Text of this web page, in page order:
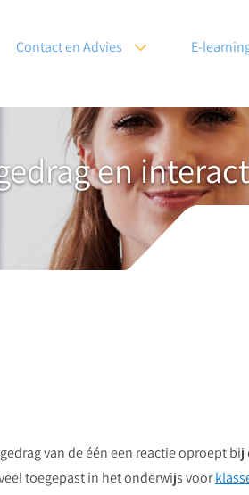
Contact en Advies E-
en
van de één een reactie oproept
toegepast in het onderwijs voor